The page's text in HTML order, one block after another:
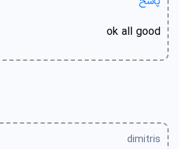
ok all good
dimitris